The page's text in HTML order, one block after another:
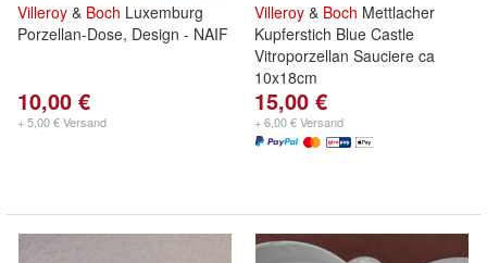
Villeroy & Boch Luxemburg
Porzellan-Dose, Design - NAIF
10,00 €
+ 5,00 € Versand
Villeroy & Boch Mettlacher
Kupferstich Blue Castle
Vitroporzellan Sauciere ca
10x18cm
15,00 €
+ 6,00 € Versand